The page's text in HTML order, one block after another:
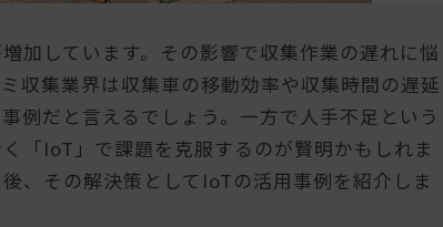
加しています。その影響で収集作業の遅れに悩
収集業界は収集車の移動効率や収集時間の遅延
例だと言えるでしょう。一方で人手不足という
「IoT」で課題を克服するのが賢明かもしれま
、その解決策としてIoTの活用事例を紹介しま